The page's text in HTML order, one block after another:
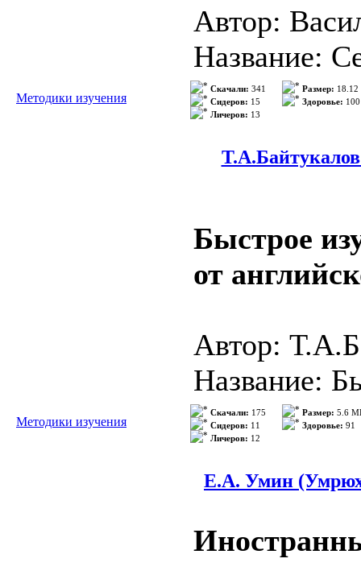
Автор:
Название:
запомнить 5
ISBN: 978-
Год: 2008
Формат:
Описание:
Эта книга
языков...
Методики изучения
Скачали: 341
Сидеров: 15
Личеров: 13
Размер:
Здоровье: 100
Быстрое
от
Автор:
Название:
языка от
Год: 2009
ISBN: 978-
Жанр:
Методики изучения
Скачали: 175
Сидеров: 11
Личеров: 12
Размер: 5.6
Здоровье: 91
Е.А. Умин